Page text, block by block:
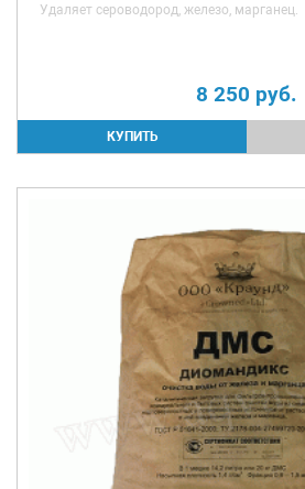
Удаляет сероводород, железо, марганец.
8 250 руб.